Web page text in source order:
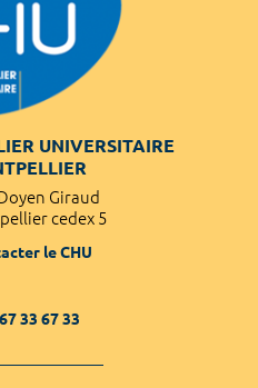
UNIVERSITAIRE
Giraud
cedex 5
le CHU
33 67 33